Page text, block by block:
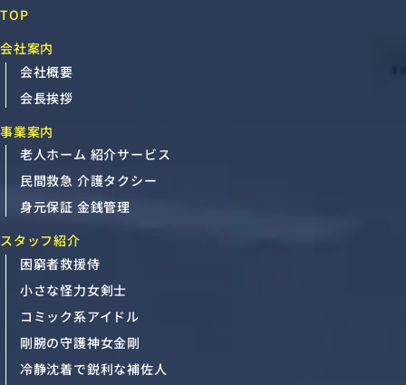
TOP
会社案内
会社概要
会長挨拶
事業案内
老人ホーム 紹介サービス
民間救急 介護タクシー
身元保証 金銭管理
スタッフ紹介
困窮者救援侍
小さな怪力女剣士
コミック系アイドル
剛腕の守護神女金剛
冷静沈着で鋭利な補佐人